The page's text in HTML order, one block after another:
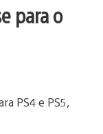
para o